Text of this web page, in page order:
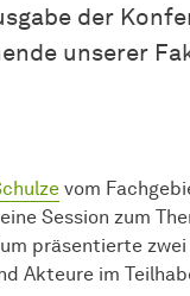
der
unserer
vom
Session zum
präsentierte
Akteure im